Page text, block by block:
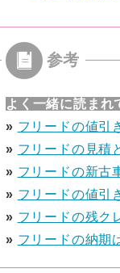
よく一緒に読まれ
» フリードの値引
» フリードの見積
» フリードの新古
» フリードの値引
» フリードの残ク
» フリードの納期